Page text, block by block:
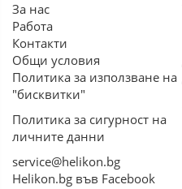
За нас
Работа
Контакти
Общи условия
Политика за използване на
"бисквитки"
Политика за сигурност на
личните данни
service@helikon.bg
Helikon.bg във Facebook